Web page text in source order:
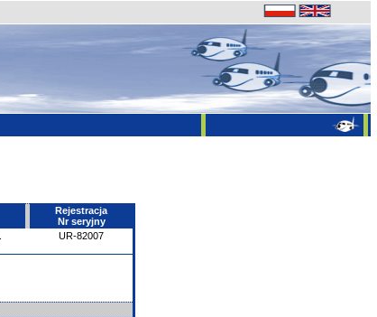
Rejestracja
Nr seryjny
UR-82007